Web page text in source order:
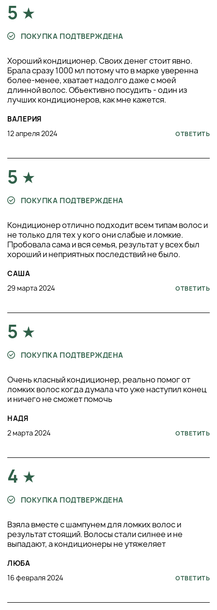
5
ПОКУПКА ПОДТВЕРЖДЕНА
Хороший кондиционер. Своих денег стоит явно.
Брала сразу 1000 мл потому что в марке уверенна
более-менее, хватает надолго даже с моей
длинной волос. Объективно посудить - один из
лучших кондиционеров, как мне кажется.
ВАЛЕРИЯ
12 апреля 2024
ОТВЕТИТЬ
5
ПОКУПКА ПОДТВЕРЖДЕНА
Кондиционер отлично подходит всем типам волос и
не только для тех у кого они слабые и ломкие.
Пробовала сама и вся семья, результат у всех был
хороший и неприятных последствий не было.
САША
29 марта 2024
ОТВЕТИТЬ
5
ПОКУПКА ПОДТВЕРЖДЕНА
Очень класный кондиционер, реально помог от
ломких волос когда думала что уже наступил конец
и ничего не сможет помочь
НАДЯ
2 марта 2024
ОТВЕТИТЬ
4
ПОКУПКА ПОДТВЕРЖДЕНА
Взяла вместе с шампунем для ломких волос и
результат стоящий. Волосы стали силнее и не
выпадают, а кондиционеры не утяжеляет
ЛЮБА
16 февраля 2024
ОТВЕТИТЬ